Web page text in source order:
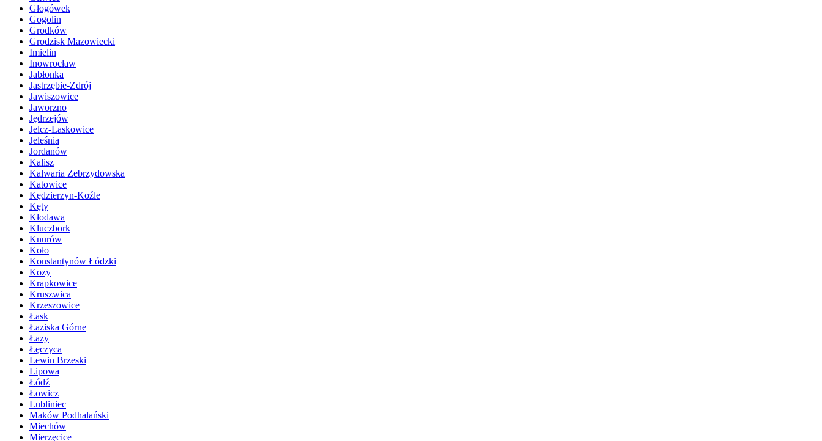
Głogówek
Gogolin
Grodków
Grodzisk Mazowiecki
Imielin
Inowrocław
Jabłonka
Jastrzębie-Zdrój
Jawiszowice
Jaworzno
Jędrzejów
Jelcz-Laskowice
Jeleśnia
Jordanów
Kalisz
Kalwaria Zebrzydowska
Katowice
Kędzierzyn-Koźle
Kęty
Kłodawa
Kluczbork
Knurów
Koło
Konstantynów Łódzki
Kozy
Krapkowice
Kruszwica
Krzeszowice
Łask
Łaziska Górne
Łazy
Łęczyca
Lewin Brzeski
Lipowa
Łódź
Łowicz
Lubliniec
Maków Podhalański
Miechów
Mierzęcice